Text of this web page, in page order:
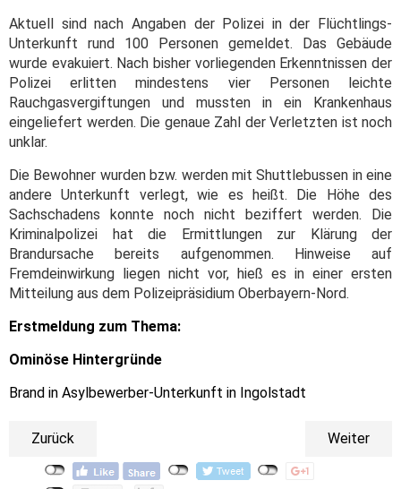
Aktuell sind nach Angaben der Polizei in der Flüchtlings-
Unterkunft rund 100 Personen gemeldet. Das Gebäude
wurde evakuiert. Nach bisher vorliegenden Erkenntnissen der
Polizei erlitten mindestens vier Personen leichte
Rauchgasvergiftungen und mussten in ein Krankenhaus
eingeliefert werden. Die genaue Zahl der Verletzten ist noch
unklar.
Die Bewohner wurden bzw. werden mit Shuttlebussen in eine
andere Unterkunft verlegt, wie es heißt. Die Höhe des
Sachschadens konnte noch nicht beziffert werden. Die
Kriminalpolizei hat die Ermittlungen zur Klärung der
Brandursache bereits aufgenommen. Hinweise auf
Fremdeinwirkung liegen nicht vor, hieß es in einer ersten
Mitteilung aus dem Polizeipräsidium Oberbayern-Nord.
Erstmeldung zum Thema:
Ominöse Hintergründe
Brand in Asylbewerber-Unterkunft in Ingolstadt
Zurück Weiter